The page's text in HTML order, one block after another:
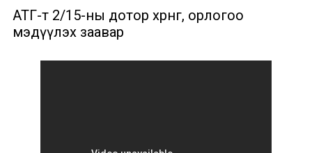
АТГ-т 2/15-ны дотор хөрөнгө, орлогоо
мэдүүлэх заавар